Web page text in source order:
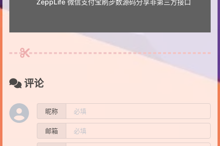
ZeppLife 微信支付宝刷步数源码分享非第三方接口
评论
昵称
邮箱